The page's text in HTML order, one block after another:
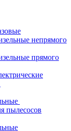
непрямого
прямого
пылесосов